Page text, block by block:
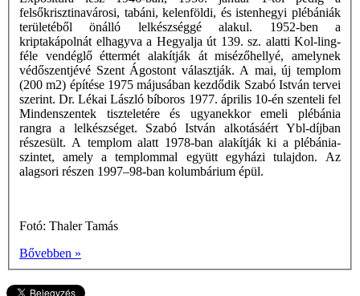
felsőkrisztinavárosi, tabáni, kelenföldi, és istenhegyi plébániák
területéből önálló lelkészséggé alakul. 1952-ben a
kriptakápolnát elhagyva a Hegyalja út 139. sz. alatti Kol-ling-
féle vendéglő éttermét alakítják át misézőhellyé, amelynek
védőszentjévé Szent Ágostont választják. A mai, új templom
(200 m2) építése 1975 májusában kezdődik Szabó István tervei
szerint. Dr. Lékai László bíboros 1977. április 10-én szenteli fel
Mindenszentek tiszteletére és ugyanekkor emeli plébánia
rangra a lelkészséget. Szabó István alkotásáért Ybl-díjban
részesült. A templom alatt 1978-ban alakítják ki a plébánia-
szintet, amely a templommal együtt egyházi tulajdon. Az
alagsori részen 1997–98-ban kolumbárium épül.
Fotó: Thaler Tamás
Bővebben »